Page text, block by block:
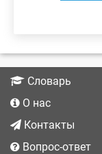
Словарь
О нас
Контакты
Вопрос-ответ